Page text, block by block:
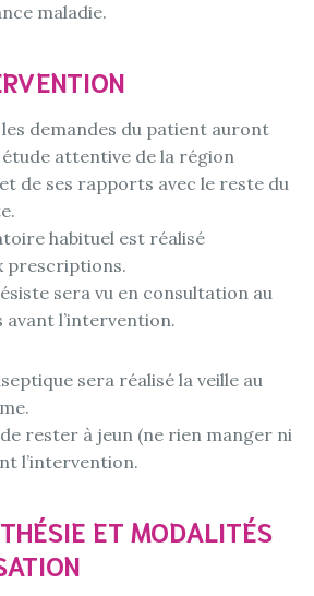
maladie.
demandes du patient auront
étude attentive de la région
de ses rapports avec le reste du
habituel est réalisé
prescriptions.
sera vu en consultation au
avant l’intervention.
sera réalisé la veille au
rester à jeun (ne rien manger ni
l’intervention.
ET MODALITÉS